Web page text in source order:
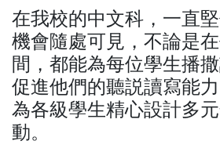
在我校的中文科，一直
機會隨處可見，不論是
間，都能為每位學生播
促進他們的聽説讀寫能
為各級學生精心設計多
動。